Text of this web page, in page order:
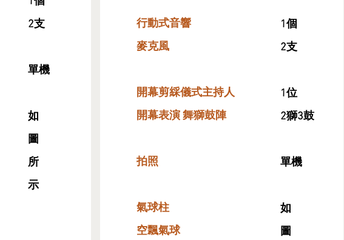
2支
​單機
如
圖
所
示
行動式音響
麥克風
開幕剪綵儀式主持人
開幕表演 舞獅鼓陣
拍照​
氣球柱
空飄氣球
1個
2支
1位
2獅3鼓
單機
如
圖